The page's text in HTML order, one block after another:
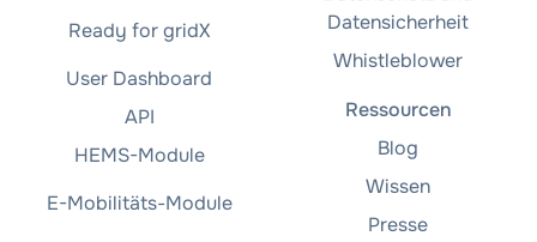
Ready for gridX
User Dashboard
API
HEMS-Module
E-Mobilitäts-Module
Datensicherheit
Whistleblower
Ressourcen
Blog
Wissen
Presse